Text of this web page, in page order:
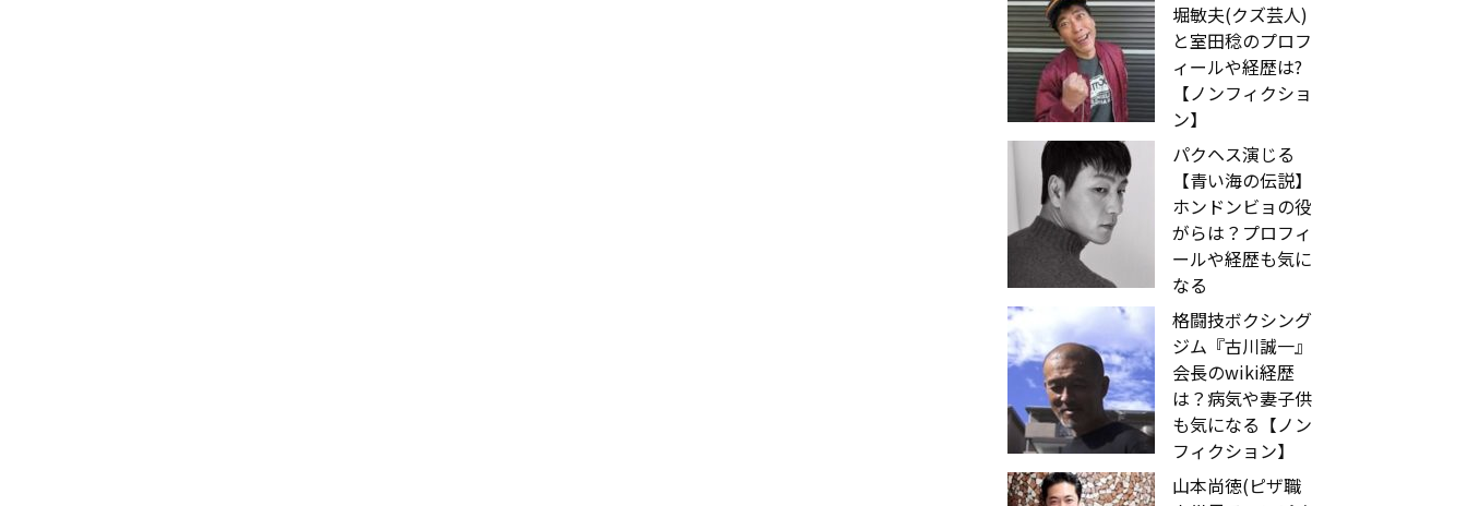
堀敏夫(クズ芸人)
と室田稔のプロフ
ィールや経歴は?
【ノンフィクショ
ン】
パクヘス演じる
【青い海の伝説】
ホンドンビョの役
がらは？プロフィ
ールや経歴も気に
なる
格闘技ボクシング
ジム『古川誠一』
会長のwiki経歴
は？病気や妻子供
も気になる【ノン
フィクション】
山本尚徳(ピザ職